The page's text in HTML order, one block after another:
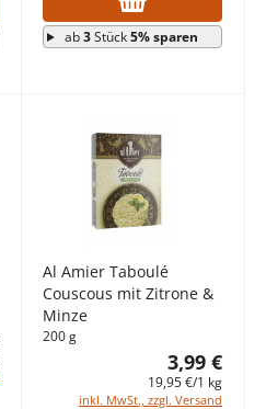
ab3Stück5% sparen
Al Amier Taboulé
Couscous mit Zitrone &
Minze
200 g
3,99 €
19,95 €/1 kg
inkl. MwSt., zzgl. Versand